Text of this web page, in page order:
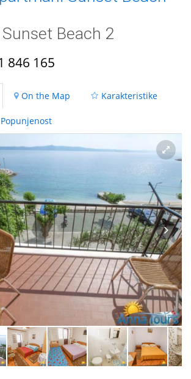
Beach 2
846 165
On the Map Karakteristike
Popunjenost